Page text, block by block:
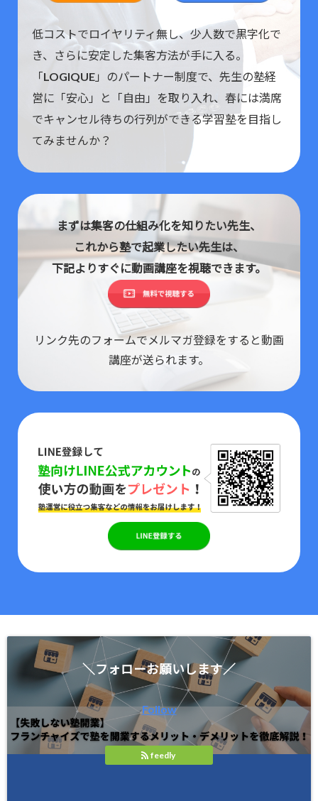
低コストでロイヤリティ無し、少人数で黒字化で
き、さらに安定した集客方法が手に入る。
「LOGIQUE」のパートナー制度で、先生の塾経
営に「安心」と「自由」を取り入れ、春には満席
でキャンセル待ちの行列ができる学習塾を目指し
てみませんか？
まずは集客の仕組み化を知りたい先生、
これから塾で起業したい先生は、
下記よりすぐに動画講座を視聴できます。
リンク先のフォームでメルマガ登録をすると動画
講座が送られます。
＼フォローお願いします／
Follow
feedly